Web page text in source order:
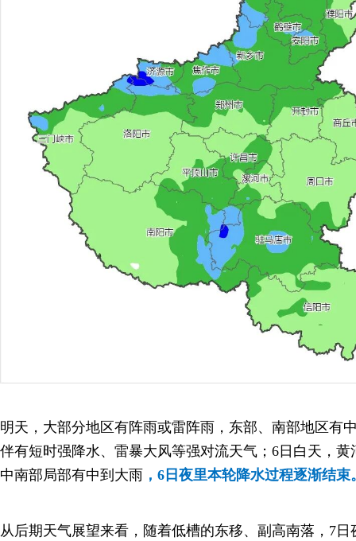
明天，大部分地区有阵雨或雷阵雨，东部、南部地区有
伴有短时强降水、雷暴大风等强对流天气；6日白天，
中南部局部有中到大雨 ，6日夜里本轮降水过程逐渐结束
从后期天气展望来看，随着低槽的东移、副高南落，7